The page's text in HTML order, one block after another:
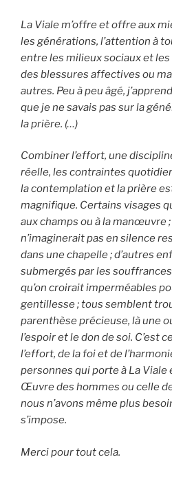
La Viale m’offre et offre aux
les générations, l’attention à
entre les milieux sociaux et
des blessures affectives ou
autres. Peu à peu âgé,
que je ne savais pas sur la
la prière. (…)
Combiner l’effort, une
réelle, les contraintes
la contemplation et la prière
magnifique. Certains visages
aux champs ou à la manœuvre ;
n’imaginerait pas en silence
dans une chapelle ; d’autres
submergés par les
qu’on croirait imperméables
gentillesse ; tous semblent
parenthèse précieuse, là une
l’espoir et le don de soi. C’est
l’effort, de la foi et de
personnes qui porte à La Viale
Œuvre des hommes ou celle
nous n’avons même plus
s’impose.
Merci pour tout cela.